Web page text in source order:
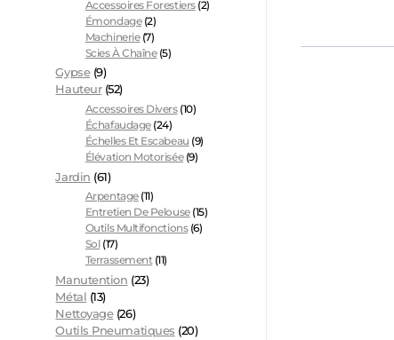
Accessoires Forestiers (2)
Émondage (2)
Machinerie (7)
Scies À Chaîne (5)
Gypse (9)
Hauteur (52)
Accessoires Divers (10)
Échafaudage (24)
Échelles Et Escabeau (9)
Élévation Motorisée (9)
Jardin (61)
Arpentage (11)
Entretien De Pelouse (15)
Outils Multifonctions (6)
Sol (17)
Terrassement (11)
Manutention (23)
Métal (13)
Nettoyage (26)
Outils Pneumatiques (20)